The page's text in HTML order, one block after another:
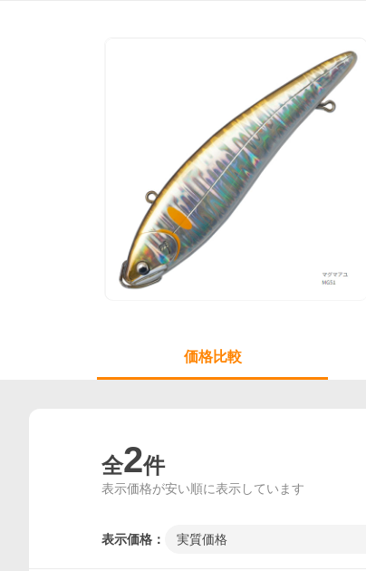
価格比較
全2件
表示価格が安い順に表示しています
表示価格： 実質価格